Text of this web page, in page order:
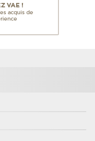
VAE !
acquis de